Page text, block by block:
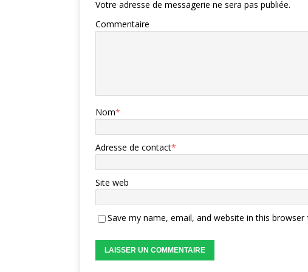
Votre adresse de messagerie ne sera pas publiée.
Commentaire
Nom*
Adresse de contact*
Site web
Save my name, email, and website in this